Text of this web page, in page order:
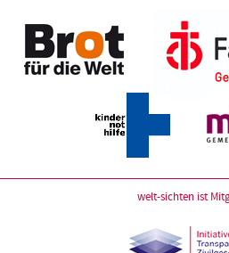
welt-sichten ist